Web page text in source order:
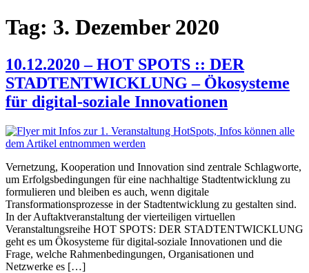
Tag: 3. Dezember 2020
10.12.2020 – HOT SPOTS :: DER
STADTENTWICKLUNG – Ökosysteme
für digital-soziale Innovationen
Vernetzung, Kooperation und Innovation sind zentrale Schlagworte,
um Erfolgsbedingungen für eine nachhaltige Stadtentwicklung zu
formulieren und bleiben es auch, wenn digitale
Transformationsprozesse in der Stadtentwicklung zu gestalten sind.
In der Auftaktveranstaltung der vierteiligen virtuellen
Veranstaltungsreihe HOT SPOTS: DER STADTENTWICKLUNG
geht es um Ökosysteme für digital-soziale Innovationen und die
Frage, welche Rahmenbedingungen, Organisationen und
Netzwerke es […]